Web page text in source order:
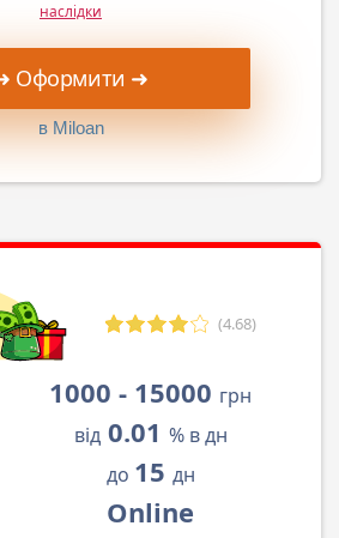
наслідки
Оформити ➜
в Miloan
(4.68)
1000 - 15000 грн
від0.01 % в дн
до 15 дн
Online